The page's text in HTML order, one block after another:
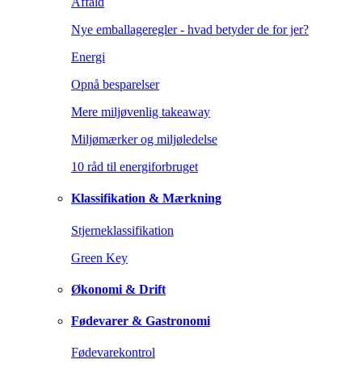
Nye emballageregler - hvad betyder de for jer?
Energi
Opnå besparelser
Mere miljøvenlig takeaway
Miljømærker og miljøledelse
10 råd til energiforbruget
Klassifikation & Mærkning
Stjerneklassifikation
Green Key
Økonomi & Drift
Fødevarer & Gastronomi
Fødevarekontrol